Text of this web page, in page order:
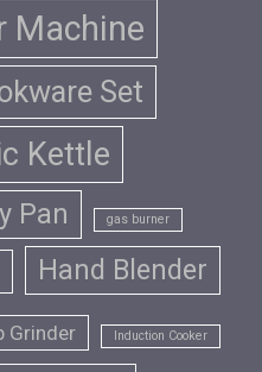
Machine
Set
Kettle
Pan gas burner
Hand Blender
Grinder Induction Cooker